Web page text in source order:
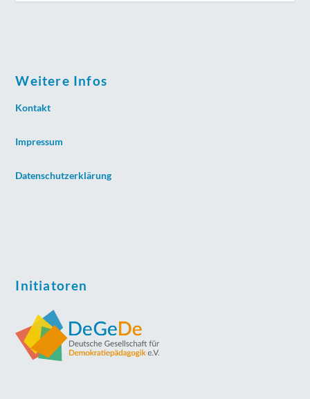
Weitere Infos
Kontakt
Impressum
Datenschutzerklärung
Initiatoren